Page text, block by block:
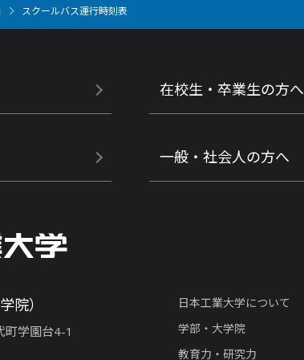
スクールバス運行時刻表
在校生・卒業生の方へ
一般・社会人の方へ
院）
学園台4-1
日本工業大学について
学部・大学院
教育力・研究力